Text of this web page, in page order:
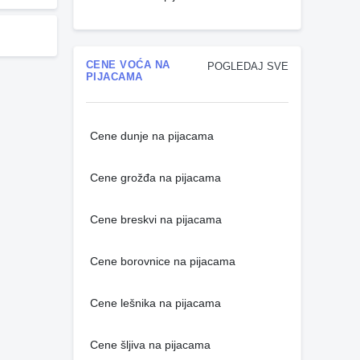
POGLEDAJ SVE
CENE VOĆA NA
PIJACAMA
Cene dunje na pijacama
Cene grožđa na pijacama
Cene breskvi na pijacama
Cene borovnice na pijacama
Cene lešnika na pijacama
Cene šljiva na pijacama